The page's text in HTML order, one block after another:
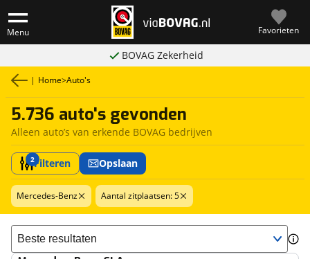
Menu Favorieten
BOVAG Zekerheid
| Home>Auto's
5.736 auto's gevonden
Alleen auto’s van erkende BOVAG bedrijven
2Filteren Opslaan
Mercedes-Benz Aantal zitplaatsen: 5
Sorteer resultaten